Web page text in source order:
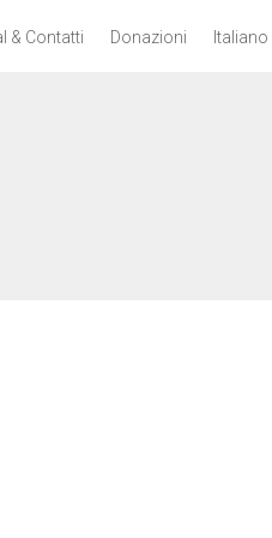
& Contatti Donazioni Italiano